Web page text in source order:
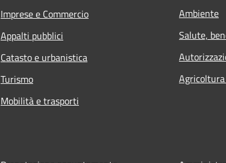
Imprese e Commercio
Appalti pubblici
Catasto e urbanistica
Turismo
Mobilità e trasporti
Ambiente
Salute,
Agricoltura